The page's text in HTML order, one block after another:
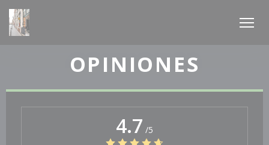
Personalización de sus opciones de cookies
OPINIONES
4.7 /5